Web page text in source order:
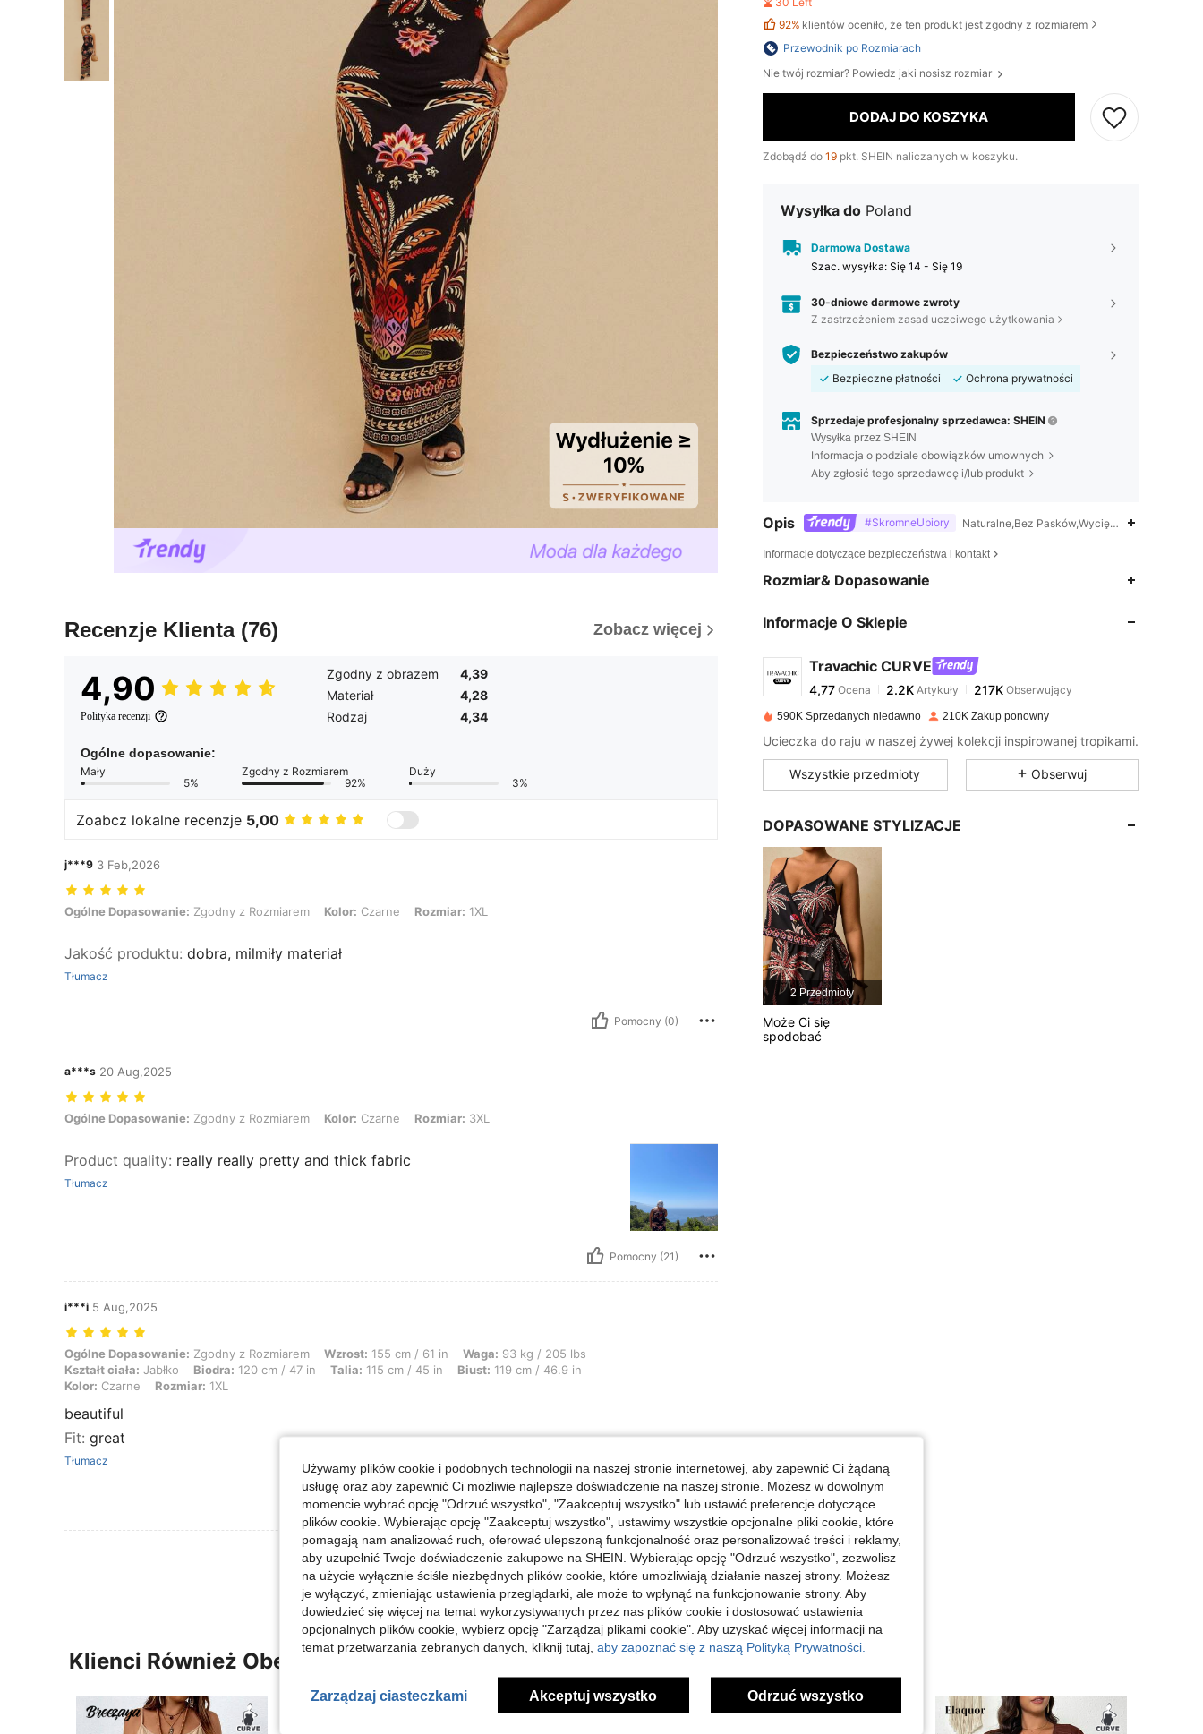
Recenzje Klienta (76) Zobacz więcej
4,90
Polityka recenzji
Zgodny z obrazem
4,39
Materiał
4,28
Rodzaj
4,34
Ogólne dopasowanie:
Mały
5%
Zgodny z Rozmiarem
92%
Duży
3%
Zoabcz lokalne recenzje 5,00
j***9 3 Feb,2026
Ogólne Dopasowanie: Zgodny z Rozmiarem, Kolor: Czarne, Rozmiar: 1XL
Ogólne Dopasowanie: Zgodny z Rozmiarem Kolor: Czarne Rozmiar: 1XL
Jakość produktu: dobra, milmiły materiał
Tłumacz
Pomocny (0)
a***s 20 Aug,2025
Ogólne Dopasowanie: Zgodny z Rozmiarem, Kolor: Czarne, Rozmiar: 3XL
Ogólne Dopasowanie: Zgodny z Rozmiarem Kolor: Czarne Rozmiar: 3XL
Product quality: really really pretty and thick fabric
Tłumacz
Pomocny (21)
i***i 5 Aug,2025
Ogólne Dopasowanie: Zgodny z Rozmiarem, Wzrost: 155 cm / 61 in, Waga: 93 kg / 205 lbs, Kształt ciała: Jabłko, Biodra: 120 cm / 47 in, Talia: 115 cm / 45 in, Biust: 119 cm / 46.9 in, Kolor: Czarne, Rozmiar: 1XL
Ogólne Dopasowanie: Zgodny z Rozmiarem Wzrost: 155 cm / 61 in Waga: 93 kg / 205 lbs
Kształt ciała: Jabłko Biodra: 120 cm / 47 in Talia: 115 cm / 45 in Biust: 119 cm / 46.9 in
Kolor: Czarne Rozmiar: 1XL
beautiful
Fit: great
Tłumacz
Pomocny (1)
Zobacz Więcej Opinii
92% klientów oceniło, że ten produkt jest zgodny z rozmiarem
Przewodnik po Rozmiarach
Nie twój rozmiar? Powiedz jaki nosisz rozmiar
DODAJ DO KOSZYKA
Zdobądź do 19 pkt. SHEIN naliczanych w koszyku.
Wysyłka do Poland
Darmowa Dostawa
Szac. wysyłka: Się 14 - Się 19
30-dniowe darmowe zwroty
Z zastrzeżeniem zasad uczciwego użytkowania
Bezpieczeństwo zakupów
Bezpieczne płatności
Ochrona prywatności
Sprzedaje profesjonalny sprzedawca: SHEIN
Wysyłka przez SHEIN
Informacja o podziale obowiązków umownych
Aby zgłosić tego sprzedawcę i/lub produkt
Opis #SkromneUbiory Naturalne,Bez Pasków,Wycięcie,Bez
Informacje dotyczące bezpieczeństwa i kontakt
Rozmiar& Dopasowanie
Informacje O Sklepie
Travachic CURVE
4,77 2.2K
4,77 Ocena 2.2K Artykuły 217K
m***e zapłacono1 dzień temu
4,77 2.2K
4,77
4,77
4,77
590K Sprzedanych niedawno 210K Zakup ponowny
Ucieczka do raju w naszej żywej kolekcji inspirowanej tropikami.
Wszystkie przedmioty Obserwuj
DOPASOWANE STYLIZACJE
2 Przedmioty
Może Ci się
spodobać
Klienci Również Obejrzeli
Używamy plików cookie i podobnych technologii na naszej stronie internetowej, aby zapewnić Ci żądaną
usługę oraz aby zapewnić Ci możliwie najlepsze doświadczenie na naszej stronie. Możesz w dowolnym
momencie wybrać opcję "Odrzuć wszystko", "Zaakceptuj wszystko" lub ustawić preferencje dotyczące
plików cookie. Wybierając opcję "Zaakceptuj wszystko", ustawimy wszystkie opcjonalne pliki cookie, które
pomagają nam analizować ruch, oferować ulepszoną funkcjonalność oraz personalizować treści i reklamy,
aby uzupełnić Twoje doświadczenie zakupowe na SHEIN. Wybierając opcję "Odrzuć wszystko", zezwolisz
na użycie wyłącznie ściśle niezbędnych plików cookie, które umożliwiają działanie naszej strony. Możesz
je wyłączyć, zmieniając ustawienia przeglądarki, ale może to wpłynąć na funkcjonowanie strony. Aby
dowiedzieć się więcej na temat wykorzystywanych przez nas plików cookie i dostosować ustawienia
opcjonalnych plików cookie, wybierz opcję "Zarządzaj plikami cookie". Aby uzyskać więcej informacji na
temat przetwarzania zebranych danych, kliknij tutaj, aby zapoznać się z naszą Polityką Prywatności.
Zarządzaj ciasteczkami Akceptuj wszystko Odrzuć wszystko